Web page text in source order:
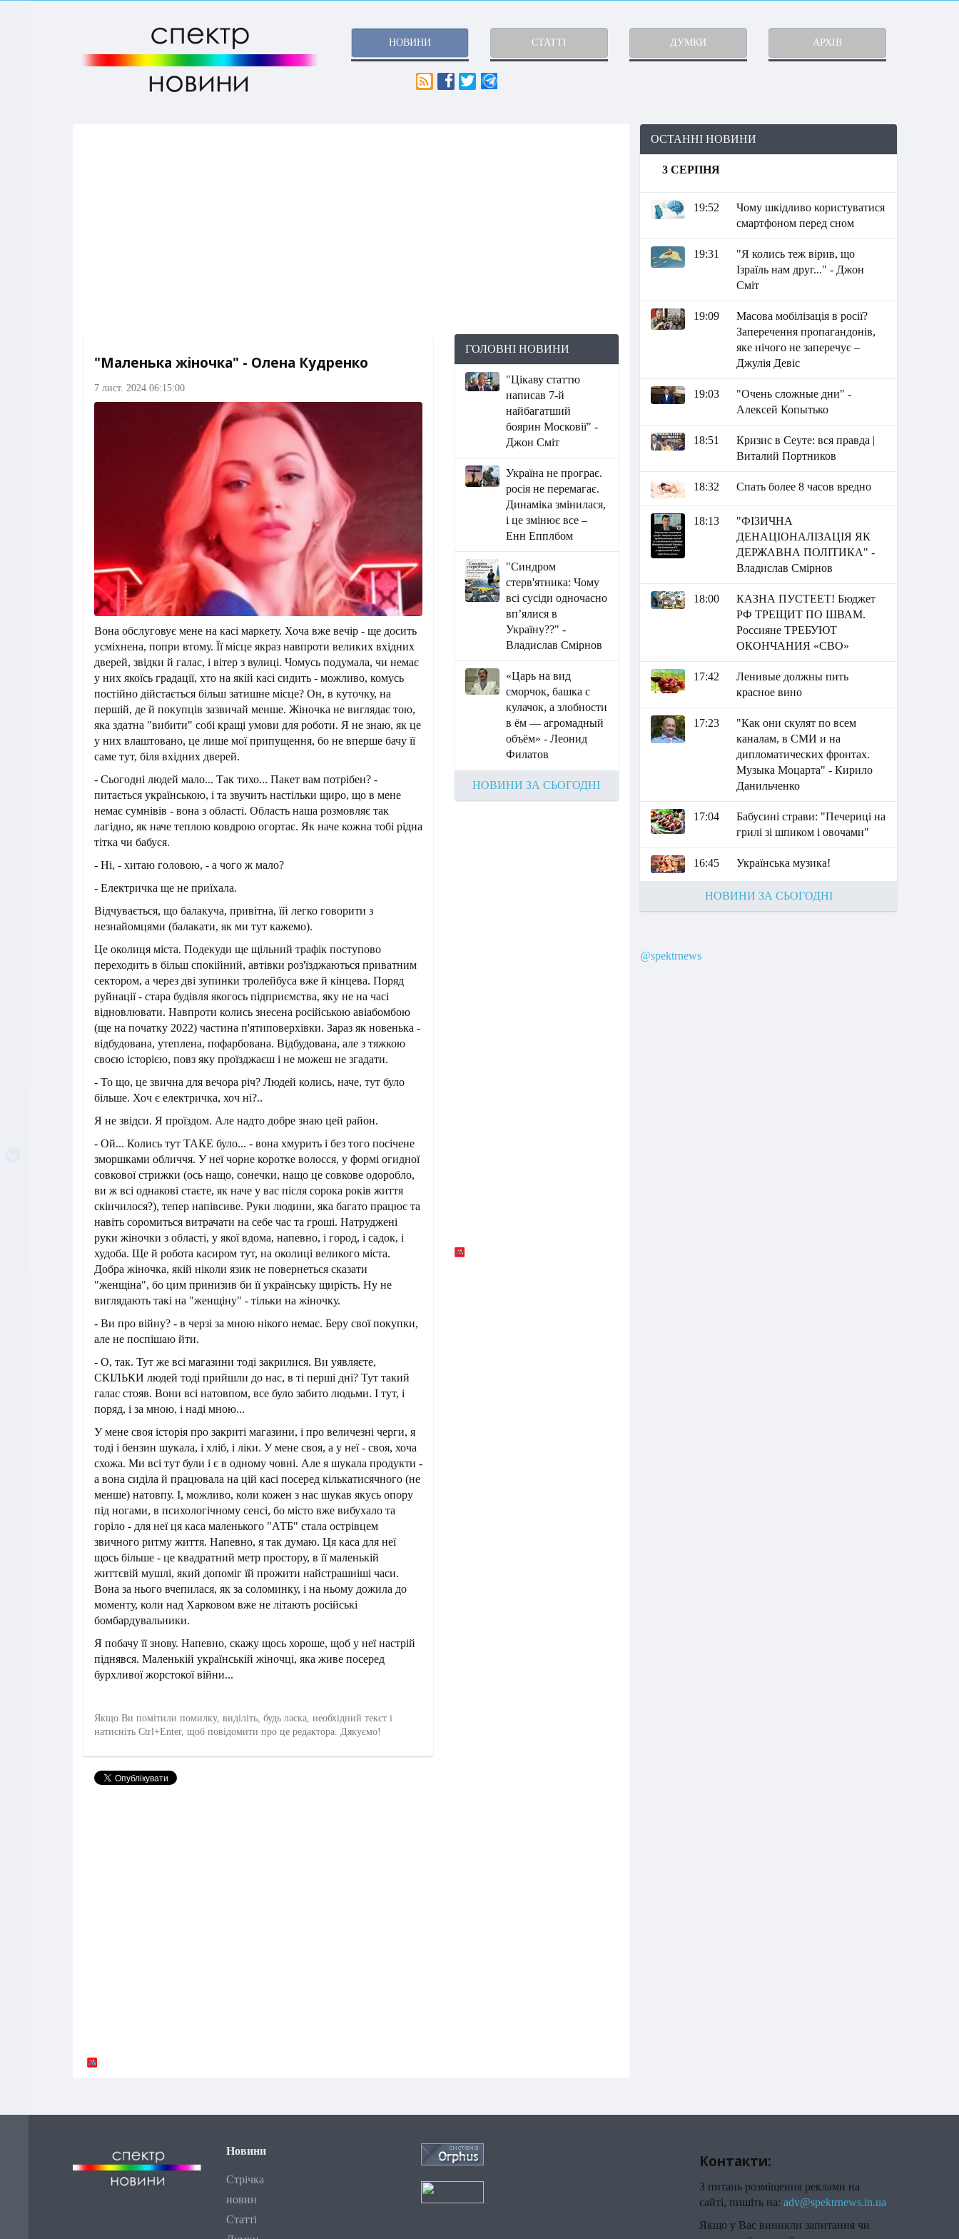
НОВИНИ СТАТТІ ДУМКИ АРХІВ
"Маленька жіночка" - Олена Кудренко
7 лист. 2024 06:15:00
Вона обслуговує мене на касі маркету. Хоча вже вечір - ще досить
усміхнена, попри втому. Її місце якраз навпроти великих вхідних
дверей, звідки й галас, і вітер з вулиці. Чомусь подумала, чи немає
у них якоїсь градації, хто на якій касі сидить - можливо, комусь
постійно дійстається більш затишне місце? Он, в куточку, на
першій, де й покупців зазвичай менше. Жіночка не виглядає тою,
яка здатна "вибити" собі кращі умови для роботи. Я не знаю, як це
у них влаштовано, це лише мої припущення, бо не вперше бачу її
саме тут, біля вхідних дверей.
- Сьогодні людей мало... Так тихо... Пакет вам потрібен? -
питається українською, і та звучить настільки щиро, що в мене
немає сумнівів - вона з області. Область наша розмовляє так
лагідно, як наче теплою ковдрою огортає. Як наче кожна тобі рідна
тітка чи бабуся.
- Ні, - хитаю головою, - а чого ж мало?
- Електричка ще не приїхала.
Відчувається, що балакуча, привітна, їй легко говорити з
незнайомцями (балакати, як ми тут кажемо).
Це околиця міста. Подекуди ще щільний трафік поступово
переходить в більш спокійний, автівки роз'їзджаються приватним
сектором, а через дві зупинки тролейбуса вже й кінцева. Поряд
руйнації - стара будівля якогось підприємства, яку не на часі
відновлювати. Навпроти колись знесена російською авіабомбою
(ще на початку 2022) частина п'ятиповерхівки. Зараз як новенька -
відбудована, утеплена, пофарбована. Відбудована, але з тяжкою
своєю історією, повз яку проїзджаєш і не можеш не згадати.
- То що, це звична для вечора річ? Людей колись, наче, тут було
більше. Хоч є електричка, хоч ні?..
Я не звідси. Я проїздом. Але надто добре знаю цей район.
- Ой... Колись тут ТАКЕ було... - вона хмурить і без того посічене
зморшками обличчя. У неї чорне коротке волосся, у формі огидної
совкової стрижки (ось нащо, сонечки, нащо це совкове одоробло,
ви ж всі однакові стаєте, як наче у вас після сорока років життя
скінчилося?), тепер напівсиве. Руки людини, яка багато працює та
навіть соромиться витрачати на себе час та гроші. Натруджені
руки жіночки з області, у якої вдома, напевно, і город, і садок, і
худоба. Ще й робота касиром тут, на околиці великого міста.
Добра жіночка, якій ніколи язик не повернеться сказати
"женщіна", бо цим принизив би її українську щирість. Ну не
виглядають такі на "женщіну" - тільки на жіночку.
- Ви про війну? - в черзі за мною нікого немає. Беру свої покупки,
але не поспішаю йти.
- О, так. Тут же всі магазини тоді закрилися. Ви уявляєте,
СКІЛЬКИ людей тоді прийшли до нас, в ті перші дні? Тут такий
галас стояв. Вони всі натовпом, все було забито людьми. І тут, і
поряд, і за мною, і наді мною...
У мене своя історія про закриті магазини, і про величезні черги, я
тоді і бензин шукала, і хліб, і ліки. У мене своя, а у неї - своя, хоча
схожа. Ми всі тут були і є в одному човні. Але я шукала продукти -
а вона сиділа й працювала на цій касі посеред кількатисячного (не
менше) натовпу. І, можливо, коли кожен з нас шукав якусь опору
під ногами, в психологічному сенсі, бо місто вже вибухало та
горіло - для неї ця каса маленького "АТБ" стала острівцем
звичного ритму життя. Напевно, я так думаю. Ця каса для неї
щось більше - це квадратний метр простору, в її маленькій
життєвій мушлі, який допоміг їй прожити найстрашніші часи.
Вона за нього вчепилася, як за соломинку, і на ньому дожила до
моменту, коли над Харковом вже не літають російські
бомбардувальники.
Я побачу її знову. Напевно, скажу щось хороше, щоб у неї настрій
піднявся. Маленькій українській жіночці, яка живе посеред
бурхливої жорстокої війни...
Якщо Ви помітили помилку, виділіть, будь ласка, необхідний текст і
натисніть Ctrl+Enter, щоб повідомити про це редактора. Дякуємо!
ГОЛОВНІ НОВИНИ
"Цікаву статтю
написав 7-й
найбагатший
боярин Московії" -
Джон Сміт
Україна не програє.
росія не перемагає.
Динаміка змінилася,
і це змінює все –
Енн Епплбом
"Синдром
стерв'ятника: Чому
всі сусіди одночасно
вп’ялися в
Україну??" -
Владислав Смірнов
«Царь на вид
сморчок, башка с
кулачок, а злобности
в ём — агромадный
объём» - Леонид
Филатов
НОВИНИ ЗА СЬОГОДНІ
ОСТАННІ НОВИНИ
3 СЕРПНЯ
19:52
Чому шкідливо користуватися
смартфоном перед сном
19:31
"Я колись теж вірив, що
Ізраїль нам друг..." - Джон
Сміт
19:09
Масова мобілізація в росії?
Заперечення пропагандонів,
яке нічого не заперечує –
Джулія Девіс
19:03
"Очень сложные дни" -
Алексей Копытько
18:51
Кризис в Сеуте: вся правда |
Виталий Портников
18:32 Спать более 8 часов вредно
18:13
"ФІЗИЧНА
ДЕНАЦІОНАЛІЗАЦІЯ ЯК
ДЕРЖАВНА ПОЛІТИКА" -
Владислав Смірнов
18:00
КАЗНА ПУСТЕЕТ! Бюджет
РФ ТРЕЩИТ ПО ШВАМ.
Россияне ТРЕБУЮТ
ОКОНЧАНИЯ «СВО»
17:42
Ленивые должны пить
красное вино
17:23
"Как они скулят по всем
каналам, в СМИ и на
дипломатических фронтах.
Музыка Моцарта" - Кирило
Данильченко
17:04
Бабусині страви: "Печериці на
грилі зі шпиком і овочами"
16:45 Українська музика!
НОВИНИ ЗА СЬОГОДНІ
@spektrnews
Новини
Стрічка
новин
Статті
Контакти:
З питань розміщення реклами на
сайті, пишіть на: adv@spektrnews.in.ua
Якщо у Вас виникли запитання чи